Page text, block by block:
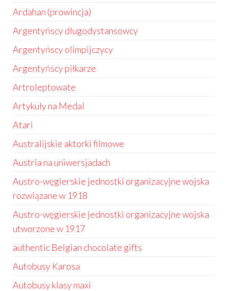
Ardahan (prowincja)
Argentyńscy długodystansowcy
Argentyńscy olimpijczycy
Argentyńscy piłkarze
Artroleptowate
Artykuły na Medal
Atari
Australijskie aktorki filmowe
Austria na uniwersjadach
Austro-węgierskie jednostki organizacyjne wojska
rozwiązane w 1918
Austro-węgierskie jednostki organizacyjne wojska
utworzone w 1917
authentic Belgian chocolate gifts
Autobusy Karosa
Autobusy klasy maxi